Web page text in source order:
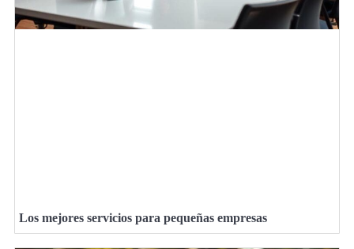
Los mejores servicios para pequeñas empresas